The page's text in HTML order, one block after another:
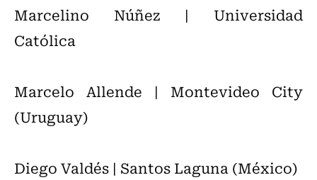
Marcelino Núñez | Universidad
Católica
Marcelo Allende | Montevideo City
(Uruguay)
Diego Valdés | Santos Laguna (México)